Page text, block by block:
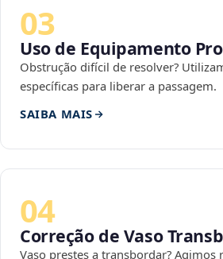
03
Uso de Equipamento
Obstrução difícil de resolver?
específicas para liberar a passagem.
SAIBA MAIS
04
Correção de Vaso
Vaso prestes a transbordar? Agimos